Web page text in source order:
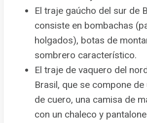
El traje gaúcho del sur de
consiste en bombachas
holgados), botas de
sombrero característico.
El traje de vaquero del
Brasil, que se compone
de cuero, una camisa de
con un chaleco y